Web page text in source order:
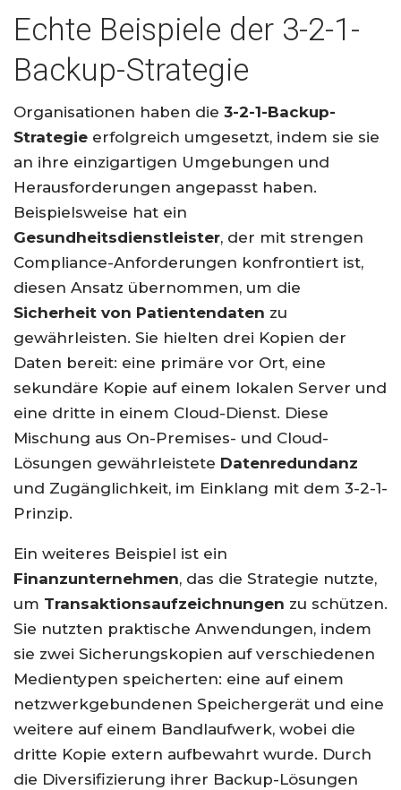
Echte Beispiele der 3-2-1-
Backup-Strategie
Organisationen haben die 3-2-1-Backup-
Strategie erfolgreich umgesetzt, indem sie sie
an ihre einzigartigen Umgebungen und
Herausforderungen angepasst haben.
Beispielsweise hat ein
Gesundheitsdienstleister, der mit strengen
Compliance-Anforderungen konfrontiert ist,
diesen Ansatz übernommen, um die
Sicherheit von Patientendaten zu
gewährleisten. Sie hielten drei Kopien der
Daten bereit: eine primäre vor Ort, eine
sekundäre Kopie auf einem lokalen Server und
eine dritte in einem Cloud-Dienst. Diese
Mischung aus On-Premises- und Cloud-
Lösungen gewährleistete Datenredundanz
und Zugänglichkeit, im Einklang mit dem 3-2-1-
Prinzip.
Ein weiteres Beispiel ist ein
Finanzunternehmen, das die Strategie nutzte,
um Transaktionsaufzeichnungen zu schützen.
Sie nutzten praktische Anwendungen, indem
sie zwei Sicherungskopien auf verschiedenen
Medientypen speicherten: eine auf einem
netzwerkgebundenen Speichergerät und eine
weitere auf einem Bandlaufwerk, wobei die
dritte Kopie extern aufbewahrt wurde. Durch
die Diversifizierung ihrer Backup-Lösungen